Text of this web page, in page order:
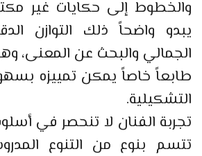
والخطوط إلى حكايات غير
يبدو واضحاً ذلك التوازن
الجمالي والبحث عن المعنى،
طابعاً خاصاً يمكن تمييزه
التشكيلية.
تجربة الفنان لا تنحصر في
تتسم بنوع من التنوع